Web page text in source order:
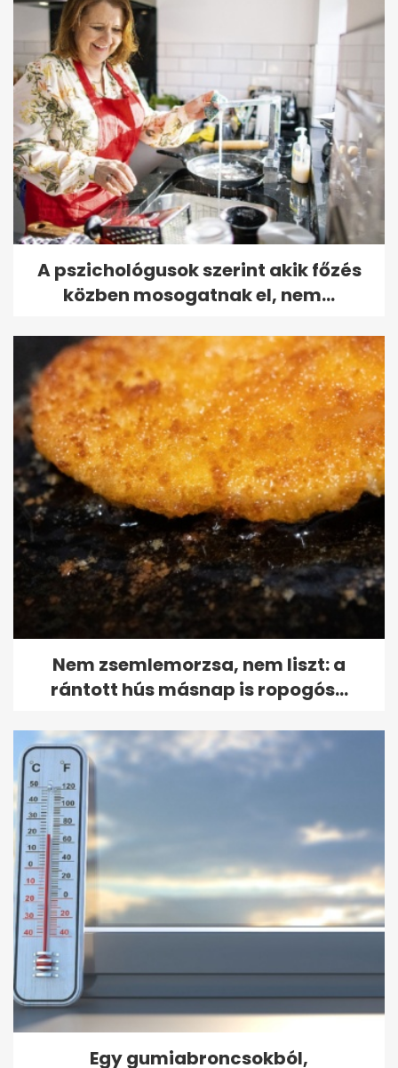
A pszichológusok szerint akik főzés
közben mosogatnak el, nem...
Nem zsemlemorzsa, nem liszt: a
rántott hús másnap is ropogós...
Egy gumiabroncsokból,